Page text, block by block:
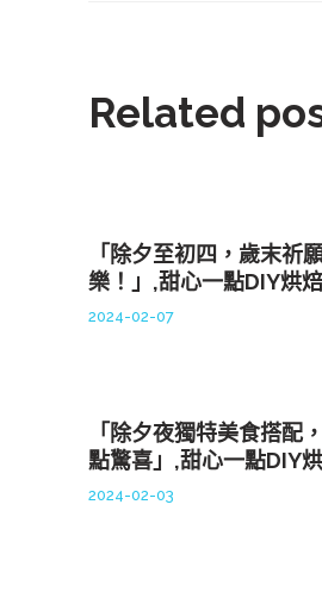
Related
「除夕至初四，歲末祈
樂！」,甜心一點DIY烘
2024-02-07
「除夕夜獨特美食搭配
點驚喜」,甜心一點DIY
2024-02-03